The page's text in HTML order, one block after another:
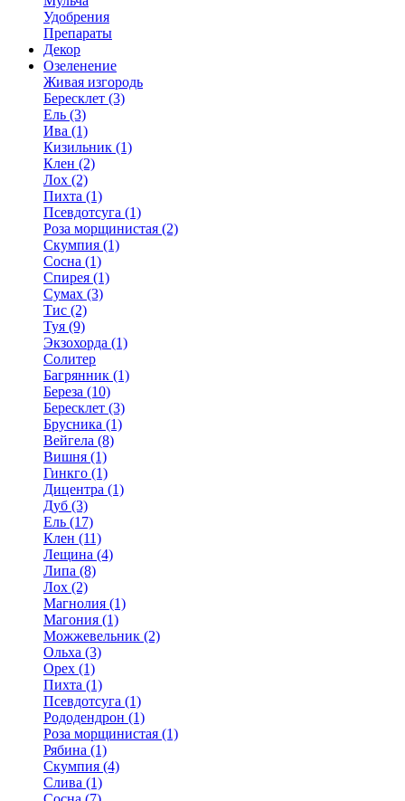
Удобрения
Препараты
Декор
Озеленение
Живая изгородь
Бересклет (3)
Ель (3)
Ива (1)
Кизильник (1)
Клен (2)
Лох (2)
Пихта (1)
Псевдотсуга (1)
Роза морщинистая (2)
Скумпия (1)
Сосна (1)
Спирея (1)
Сумах (3)
Тис (2)
Туя (9)
Экзохорда (1)
Солитер
Багрянник (1)
Береза (10)
Бересклет (3)
Брусника (1)
Вейгела (8)
Вишня (1)
Гинкго (1)
Дицентра (1)
Дуб (3)
Ель (17)
Клен (11)
Лещина (4)
Липа (8)
Лох (2)
Магнолия (1)
Магония (1)
Можжевельник (2)
Ольха (3)
Орех (1)
Пихта (1)
Псевдотсуга (1)
Рододендрон (1)
Роза морщинистая (1)
Рябина (1)
Скумпия (4)
Слива (1)